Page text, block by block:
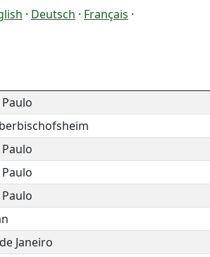
· Deutsch · Français ·
Janeiro